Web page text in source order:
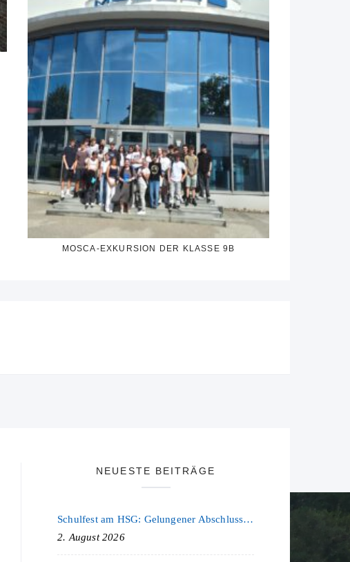
MOSCA-EXKURSION DER KLASSE 9B
NEUESTE BEITRÄGE
Schulfest am HSG: Gelungener Abschluss eines ereignisreichen Schuljahres
2. August 2026